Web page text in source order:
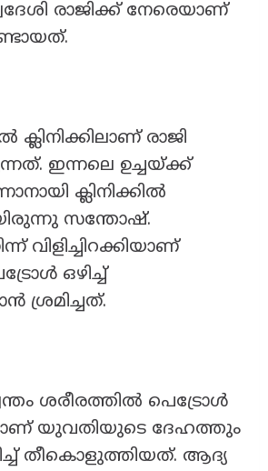
രാജിക്ക് നേരെയാണ്
ക്ലിനിക്കിലാണ് രാജി
ഇന്നലെ ഉച്ചയ്ക്ക്
ക്ലിനിക്കിൽ
സന്തോഷ്.
വിളിച്ചിറക്കിയാണ്
ഒഴിച്ച്
ശ്രമിച്ചത്.
ശരീരത്തിൽ പെട്രോൾ
യുവതിയുടെ ദേഹത്തും
തീകൊളുത്തിയത്. ആദ്യ